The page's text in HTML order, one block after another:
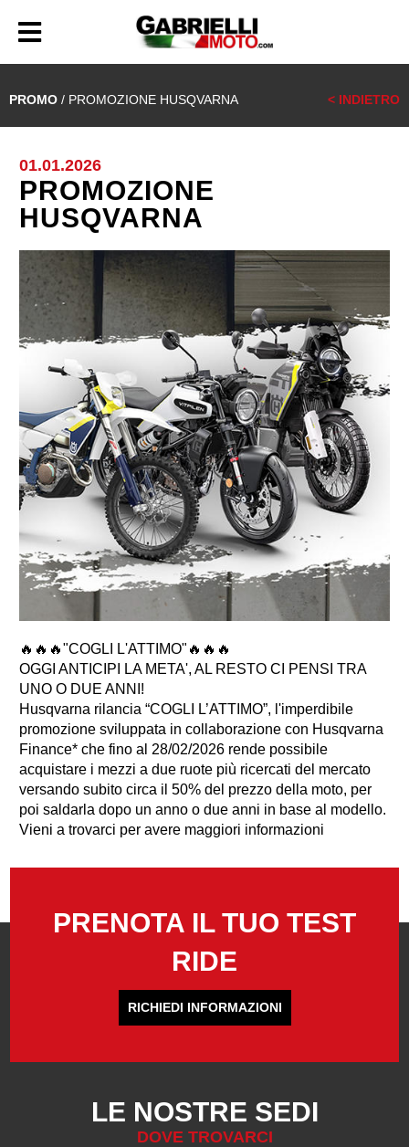
PROMO / PROMOZIONE HUSQVARNA < INDIETRO
01.01.2026
PROMOZIONE
HUSQVARNA
🔥🔥🔥"COGLI L'ATTIMO"🔥🔥🔥
OGGI ANTICIPI LA META', AL RESTO CI PENSI TRA
UNO O DUE ANNI!
Husqvarna rilancia “COGLI L’ATTIMO”, l'imperdibile
promozione sviluppata in collaborazione con Husqvarna
Finance* che fino al 28/02/2026 rende possibile
acquistare i mezzi a due ruote più ricercati del mercato
versando subito circa il 50% del prezzo della moto, per
poi saldarla dopo un anno o due anni in base al modello.
Vieni a trovarci per avere maggiori informazioni
PRENOTA IL TUO TEST
RIDE
RICHIEDI INFORMAZIONI
LE NOSTRE SEDI
DOVE TROVARCI